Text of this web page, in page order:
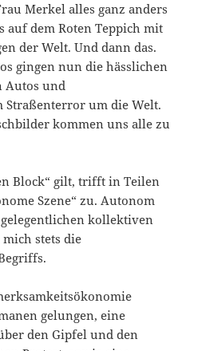
Merkel alles ganz anders
auf dem Roten Teppich mit
der Welt. Und dann das.
gingen nun die hässlichen
Autos und
um die Welt.
kommen uns alle zu
Block“ gilt, trifft in Teilen
Szene“ zu. Autonom
kollektiven
stets die
gelungen, eine
den Gipfel und den